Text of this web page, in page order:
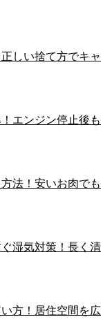
しい捨て方でキャ
エンジン停止後も
法！安いお肉でも
湿気対策！長く清
方！居住空間を広